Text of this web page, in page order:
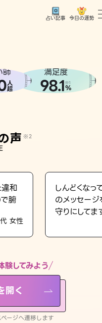
占い記事 今日の運勢
師
人
超
満足度
98.1※1
%
声 ※2
和
腑
女性
しんどくなっ
のメッセー
守りにしてま
してみよう
開く
ージへ遷移します